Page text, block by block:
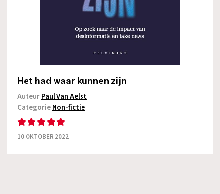
Het had waar kunnen zijn
AuteurPaul Van Aelst
CategorieNon-fictie
10 OKTOBER 2022